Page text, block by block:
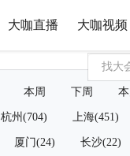
大咖直播 大咖视频
本周 下周
杭州(704) 上海(451)
厦门(24) 长沙(22)